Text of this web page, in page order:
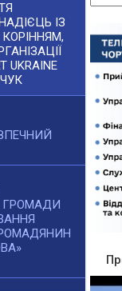
ІЗ
UKRAINE
ГРОМАДИ